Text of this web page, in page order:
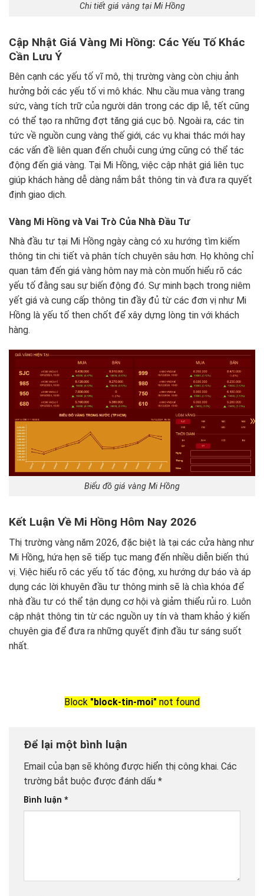
Chi tiết giá vàng tại Mi Hồng
Cập Nhật Giá Vàng Mi Hồng: Các Yếu Tố Khác
Cần Lưu Ý
Bên cạnh các yếu tố vĩ mô, thị trường vàng còn chịu ảnh
hưởng bởi các yếu tố vi mô khác. Nhu cầu mua vàng trang
sức, vàng tích trữ của người dân trong các dịp lễ, tết cũng
có thể tạo ra những đợt tăng giá cục bộ. Ngoài ra, các tin
tức về nguồn cung vàng thế giới, các vụ khai thác mới hay
các vấn đề liên quan đến chuỗi cung ứng cũng có thể tác
động đến giá vàng. Tại Mi Hồng, việc cập nhật giá liên tục
giúp khách hàng dễ dàng nắm bắt thông tin và đưa ra quyết
định giao dịch.
Vàng Mi Hồng và Vai Trò Của Nhà Đầu Tư
Nhà đầu tư tại Mi Hồng ngày càng có xu hướng tìm kiếm
thông tin chi tiết và phân tích chuyên sâu hơn. Họ không chỉ
quan tâm đến giá vàng hôm nay mà còn muốn hiểu rõ các
yếu tố đằng sau sự biến động đó. Sự minh bạch trong niêm
yết giá và cung cấp thông tin đầy đủ từ các đơn vị như Mi
Hồng là yếu tố then chốt để xây dựng lòng tin với khách
hàng.
Biểu đồ giá vàng Mi Hồng
Kết Luận Về Mi Hồng Hôm Nay 2026
Thị trường vàng năm 2026, đặc biệt là tại các cửa hàng như
Mi Hồng, hứa hẹn sẽ tiếp tục mang đến nhiều diễn biến thú
vị. Việc hiểu rõ các yếu tố tác động, xu hướng dự báo và áp
dụng các lời khuyên đầu tư thông minh sẽ là chìa khóa để
nhà đầu tư có thể tận dụng cơ hội và giảm thiểu rủi ro. Luôn
cập nhật thông tin từ các nguồn uy tín và tham khảo ý kiến
chuyên gia để đưa ra những quyết định đầu tư sáng suốt
nhất.
Block "block-tin-moi" not found
Để lại một bình luận
Email của bạn sẽ không được hiển thị công khai. Các
trường bắt buộc được đánh dấu *
Bình luận *